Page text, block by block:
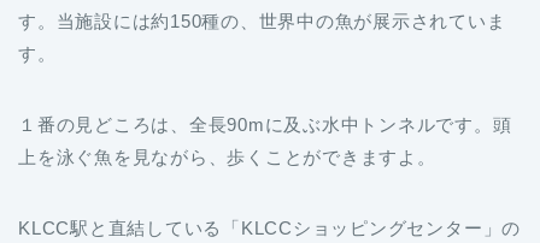
す。当施設には約150種の、世界中の魚が展示されていま
す。
１番の見どころは、全長90mに及ぶ水中トンネルです。頭
上を泳ぐ魚を見ながら、歩くことができますよ。
KLCC駅と直結している「KLCCショッピングセンター」の